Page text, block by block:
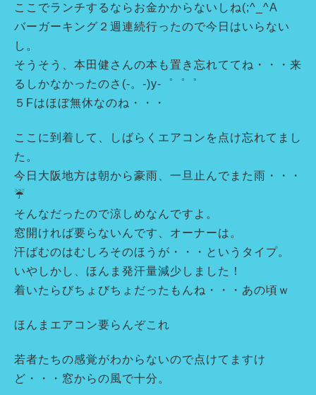
ここでランチするならお金かからないしね(;^_^A
バーガーキング２週連続行ったので今日はいらない
し。
そうそう、本田健さんの本も置き忘れててね・・・来
るしかなかったのさ(-。-)y-゜゜゜
５Fはほぼ無休なのね・・・
ここに到着して、しばらくエアコンを点け忘れてまし
た。
今日大阪地方は朝から豪雨、一旦止んでまた雨・・・
☔
そんなだったので涼しめなんですよ。
窓開ければ要らないんです、オーナーは。
汗ばむのはむしろそのほうが・・・というタイプ。
いやしかし、ほんま発汗量減少しました！
着いたらびちょびちょだったもんね・・・あの頃ｗ
ほんまエアコン要らんぞこれ
若者たちの感覚がわからないので点けてますけ
ど・・・窓からの風で十分。